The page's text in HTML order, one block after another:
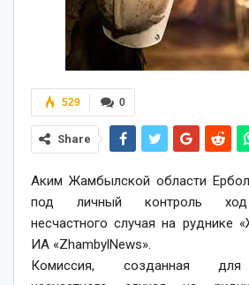
0
529
Share
Аким Жамбылской области
под личный контроль ход
несчастного случая на руднике
ИА «ZhambylNews».
Комиссия, созданная для